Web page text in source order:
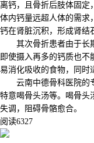
离钙，且骨折后肢体固定
体内钙量远超人体的需求
钙在肾脏沉积，形成肾结
其次骨折患者由于长
即使摄入再多的钙质也
易消化吸收的食物，同时
云南中德骨科医院的
特意喝骨头汤等。喝骨头
失调，阻碍骨骼愈合。
阅读6327